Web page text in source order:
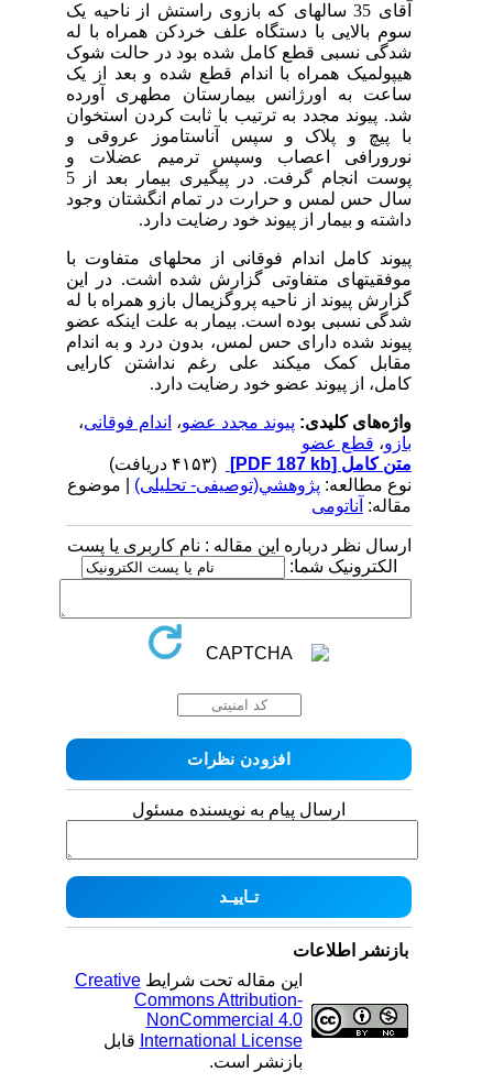
آقای 35 ساله­ای که بازوی راستش از ناحیه یک
سوم بالایی با دستگاه علف خردکن همراه با له
شدگی نسبی قطع کامل شده بود در حالت شوک
هیپولمیک همراه با اندام قطع شده و بعد از یک
ساعت به اورژانس بیمارستان مطهری آورده
شد. پیوند مجدد به ترتیب با ثابت کردن استخوان
با پیچ و پلاک و سپس آناستاموز عروقی و
نورورافی اعصاب وسپس ترمیم عضلات و
پوست انجام گرفت. در پیگیری بیمار بعد از 5
سال حس لمس و حرارت در تمام انگشتان وجود
داشته و بیمار از پیوند خود رضایت دارد.
پیوند کامل اندام فوقانی از محل­های متفاوت با
موفقیت­های متفاوتی گزارش شده اشت. در این
گزارش پیوند از ناحیه پروگزیمال بازو همراه با له
شدگی نسبی بوده است. بیمار به علت این­که عضو
پیوند شده دارای حس لمس، بدون درد و به اندام
مقابل کمک می­کند علی رغم نداشتن کارایی
کامل، از پیوند عضو خود رضایت دارد.
واژه‌های کلیدی:پیوند مجدد عضو،اندام فوقانی،
بازو ،قطع عضو
متن کامل[PDF 187 kb]
نوع مطالعه:پژوهشي(توصیفی- تحلیلی) | موضوع
مقاله:آناتومی
ارسال نظر درباره این مقاله : نام کاربری یا پست
الکترونیک شما:
ارسال پیام به نویسنده مسئول
بازنشر اطلاعات
این مقاله تحت شرایطCreative
Commons Attribution-
NonCommercial 4.0
International Licenseقابل
بازنشر است.